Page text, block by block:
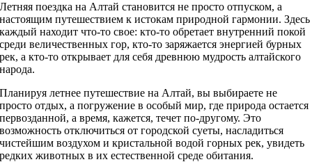
Летняя поездка на Алтай становится не просто отпуском, а
настоящим путешествием к истокам природной гармонии. Здесь
каждый находит что-то свое: кто-то обретает внутренний покой
среди величественных гор, кто-то заряжается энергией бурных
рек, а кто-то открывает для себя древнюю мудрость алтайского
народа.
Планируя летнее путешествие на Алтай, вы выбираете не
просто отдых, а погружение в особый мир, где природа остается
первозданной, а время, кажется, течет по-другому. Это
возможность отключиться от городской суеты, насладиться
чистейшим воздухом и кристальной водой горных рек, увидеть
редких животных в их естественной среде обитания.